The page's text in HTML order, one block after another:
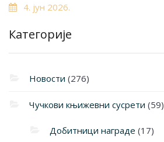
4. јун 2026.
Категорије
Новости (276)
Чучкови књижевни сусрети (59)
Добитници награде (17)